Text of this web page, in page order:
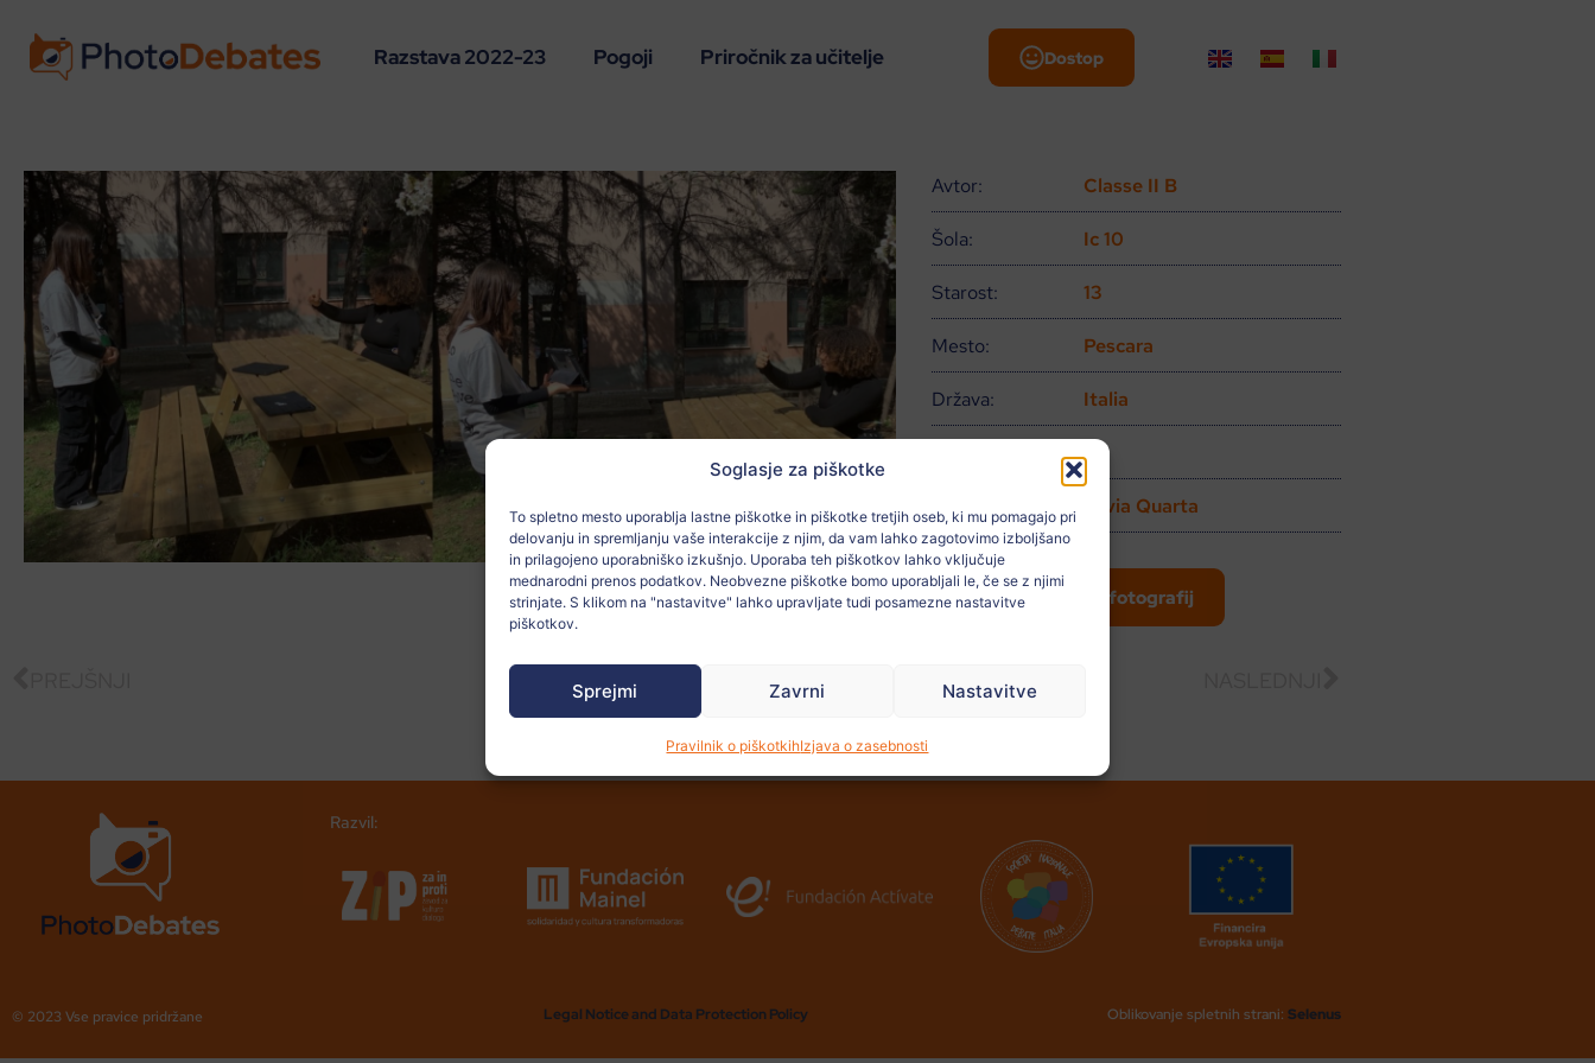
Soglasje za piškotke
To spletno mesto uporablja lastne piškotke in piškotke tretjih oseb, ki mu pomagajo pri
delovanju in spremljanju vaše interakcije z njim, da vam lahko zagotovimo izboljšano
in prilagojeno uporabniško izkušnjo. Uporaba teh piškotkov lahko vključuje
mednarodni prenos podatkov. Neobvezne piškotke bomo uporabljali le, če se z njimi
strinjate. S klikom na "nastavitve" lahko upravljate tudi posamezne nastavitve
piškotkov.
Sprejmi Zavrni Nastavitve
Pravilnik o piškotkihIzjava o zasebnosti
Razstava 2022-23 Pogoji Priročnik za učitelje Dostop
Avtor: Classe II B
Šola: Ic 10
Starost: 13
Mesto: Pescara
Država: Italia
Učitelj: Silvia Quarta
Oglejte si več fotografij
Razvil:
© 2023 Vse pravice pridržane Legal Notice and Data Protection Policy Oblikovanje spletnih strani: Selenus